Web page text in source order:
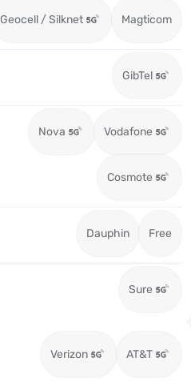
Geocell / Silknet Magticom
GibTel
Nova Vodafone
Cosmote
Dauphin Free
Sure
Verizon AT&T